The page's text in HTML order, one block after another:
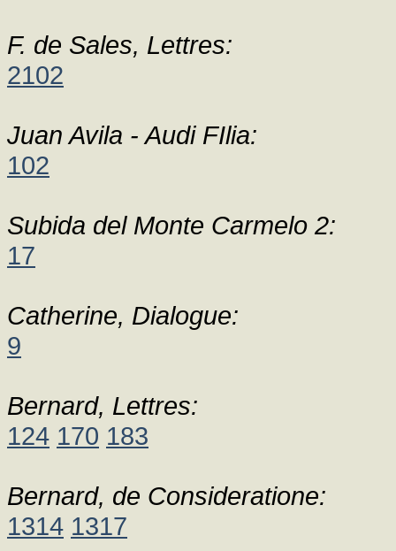
F. de Sales, Lettres:
2102
Juan Avila - Audi FIlia:
102
Subida del Monte Carmelo 2:
17
Catherine, Dialogue:
9
Bernard, Lettres:
124 170 183
Bernard, de Consideratione:
1314 1317